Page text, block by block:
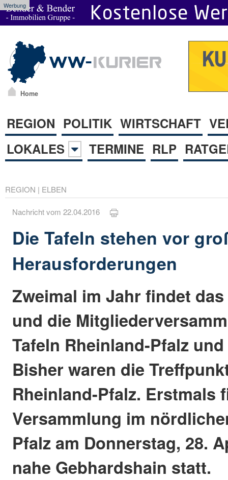
Werbung
Home
REGION POLITIK WIRTSCHAFT
LOKALES
TERMINE RLP
REGION | ELBEN
Nachricht vom 22.04.2016
Die Tafeln stehen vor
Herausforderungen
Zweimal im Jahr findet
und die
Tafeln Rheinland-Pfalz
Bisher waren die
Rheinland-Pfalz. Erstmals
Versammlung im
Pfalz am Donnerstag, 28.
nahe Gebhardshain statt.